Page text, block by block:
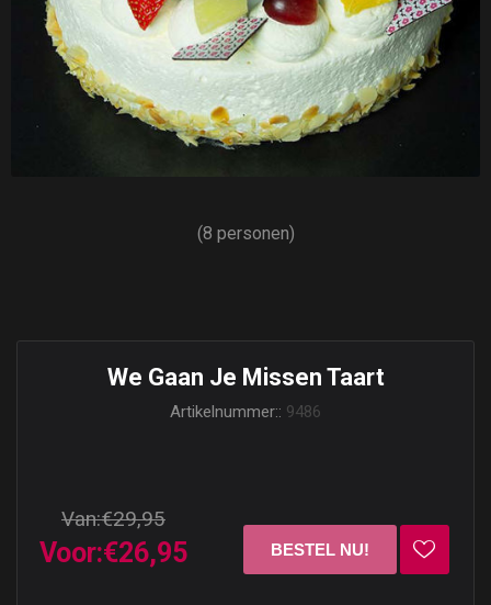
(8 personen)
We Gaan Je Missen Taart
Artikelnummer:: 9486
Van:€29,95
Voor:€26,95